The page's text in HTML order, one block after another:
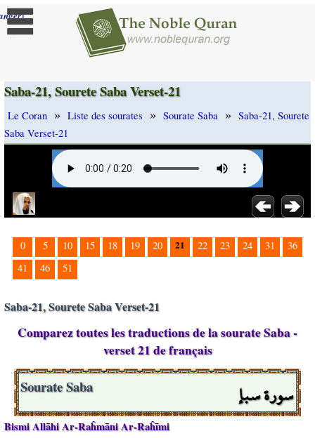
]
Saba-21, Sourete Saba Verset-21
Le Coran » Liste des sourates » Sourate Saba » Saba-21, Sourete
Saba Verset-21
0 5 10 15 18 19 20 21 22 23 24 31
36
41
46 51
Saba-21, Sourete Saba Verset-21
Comparez toutes les traductions de la sourate Saba -
verset 21 de français
سورة سبإ Sourate Saba
Bismi Allāhi Ar-Raĥmāni Ar-Raĥīmi